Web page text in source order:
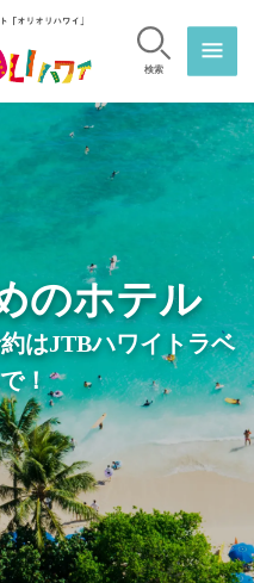
検索
のホテル
はJTBハワイトラベ
！